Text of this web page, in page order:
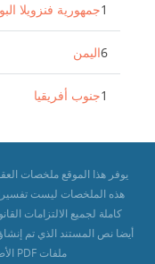
جمهورية فنزويلا1
اليمن6
جنوب أفريقيا1
يوفر هذا الموقع ملخصات
هذه الملخصات ليست
كاملة لجميع الالتزامات
أيضا نص المستند الذي تم
ملفات PDF الأصلية. يرصد أي ضمان لدقة أي محتوى على هذا الموقع.